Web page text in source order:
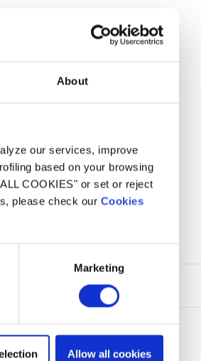
About
our services, improve
based on your browsing
COOKIES" or set or reject
please check our Cookies
Marketing
Allow all cookies
mit niedrigem Druck des